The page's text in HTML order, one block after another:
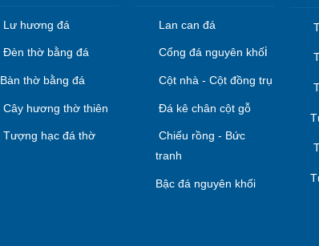
Lư hương đá
Đèn thờ bằng đá
Bàn thờ bằng đá
Cây hương thờ thiên
Tượng hạc đá thờ
Lan can đá
Cổng đá nguyên khối
Cột nhà - Cột đồng trụ
Đá kê chân cột gỗ
Chiếu rồng - Bức
tranh
Bậc đá nguyên khối